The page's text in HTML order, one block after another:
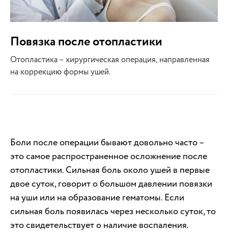
Повязка после отопластики
Отопластика – хирургическая операция, направленная
на коррекцию формы ушей.
Боли после операции бывают довольно часто –
это самое распространенное осложнение после
отопластики. Сильная боль около ушей в первые
двое суток, говорит о большом давлении повязки
на уши или на образование гематомы. Если
сильная боль появилась через несколько суток, то
это свидетельствует о наличие воспаления.